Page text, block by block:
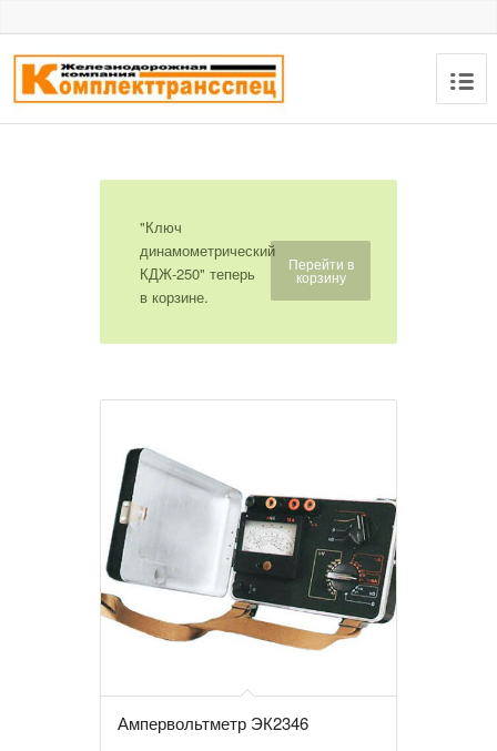
Перейти в
корзину
"Ключ
динамометрический
КДЖ-250" теперь
в корзине.
Ампервольтметр ЭК2346